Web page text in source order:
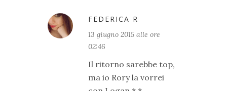
FEDERICA R
13 giugno 2015 alle ore
02:46
Il ritorno sarebbe top,
ma io Rory la vorrei